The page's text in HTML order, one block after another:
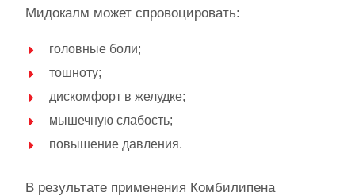
Мидокалм может спровоцировать:
головные боли;
тошноту;
дискомфорт в желудке;
мышечную слабость;
повышение давления.
В результате применения Комбилипена